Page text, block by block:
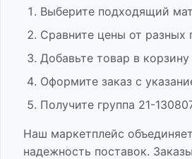
Выберите подходящий
Сравните цены от разных
Добавьте товар в корзину
Оформите заказ с
Получите группа 21-
Наш маркетплейс
надежность поставок.